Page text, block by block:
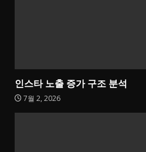
인스타 노출 증가 구조 분석
7월 2, 2026